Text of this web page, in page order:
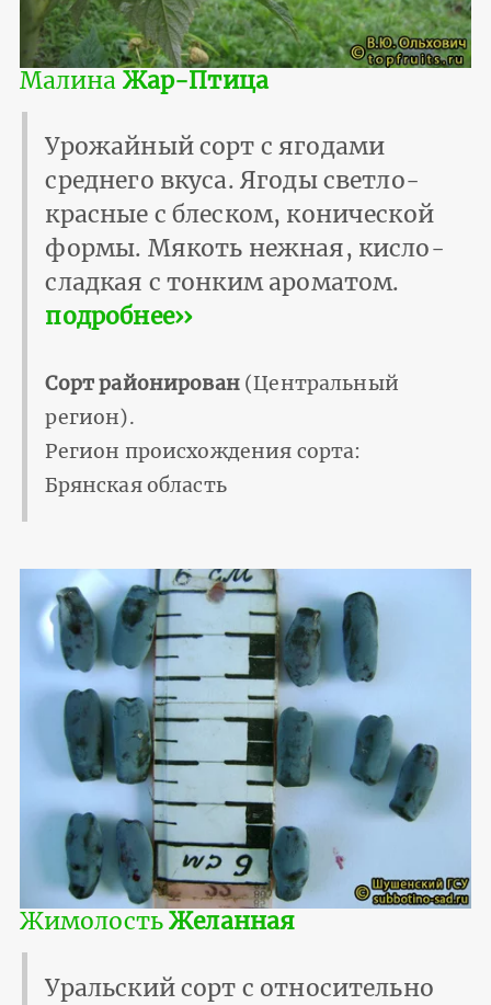
Малина Жар-Птица
Урожайный сорт с ягодами
среднего вкуса. Ягоды светло-
красные с блеском, конической
формы. Мякоть нежная, кисло-
сладкая с тонким ароматом.
подробнее››
Сорт районирован(Центральный
регион).
Регион происхождения сорта:
Брянская область
ЖимолостьЖеланная
Уральский сорт с относительно